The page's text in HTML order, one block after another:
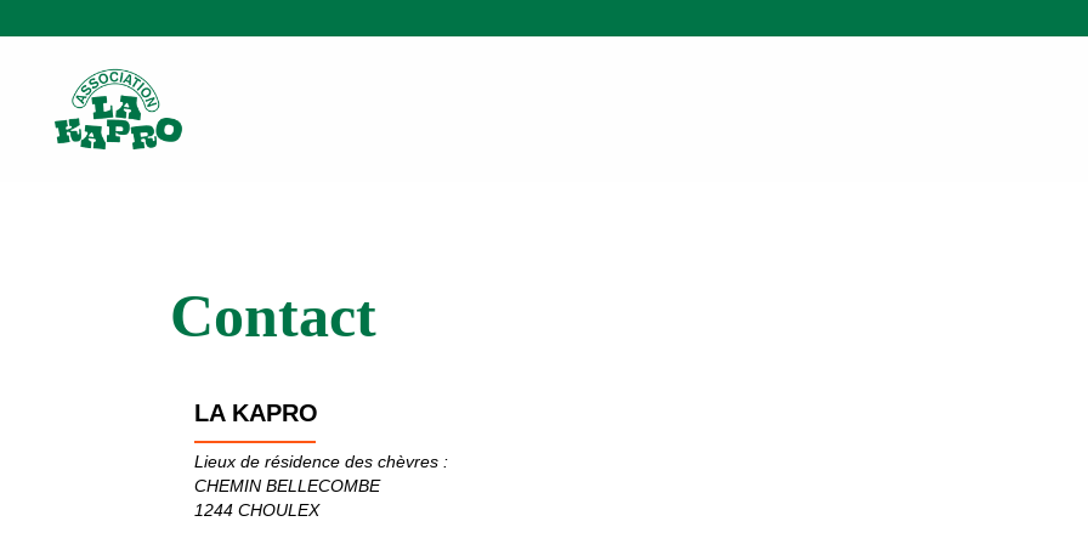
Contact
LA KAPRO
Lieux de résidence des chèvres :
CHEMIN BELLECOMBE
1244 CHOULEX